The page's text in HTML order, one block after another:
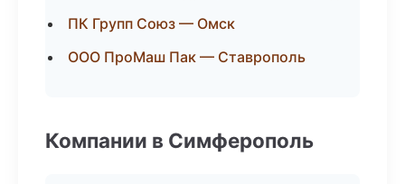
ПК Групп Союз — Омск
ООО ПроМаш Пак — Ставрополь
Компании в Симферополь